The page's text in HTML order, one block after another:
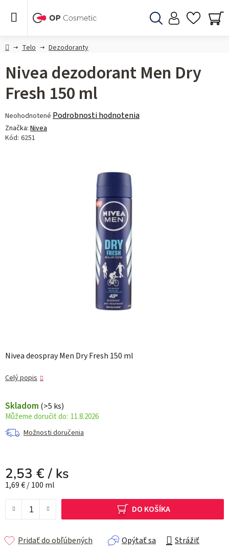
DomovTelo Dezodoranty
Nivea deospray Men Dry Fresh 150 ml
Celý popis
Skladom (>5 ks)
11.8.2026
Možnosti doručenia
2,53 €/ ks
Jednotková cena:
1,69 € / 100 ml
DO KOŠÍKA
Opýtať sa Strážiť
Pridať do obľúbených
Nivea dezodorant Men Dry
Fresh 150 ml
Priemerné
hodnotenie
produktu
Neohodnotené Podrobnosti hodnotenia
Značka: Nivea
Kód: 6251